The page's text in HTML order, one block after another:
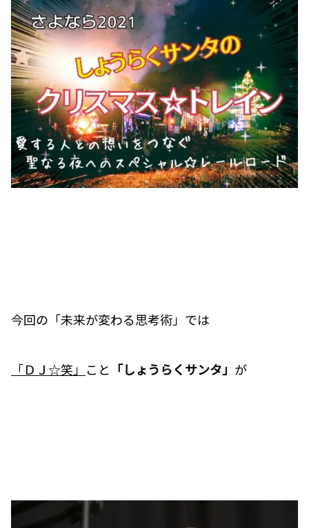
今回の「未来が変わる思考術」では
「ＤＪ☆笑」 こと 「しょうらくサンタ」 が